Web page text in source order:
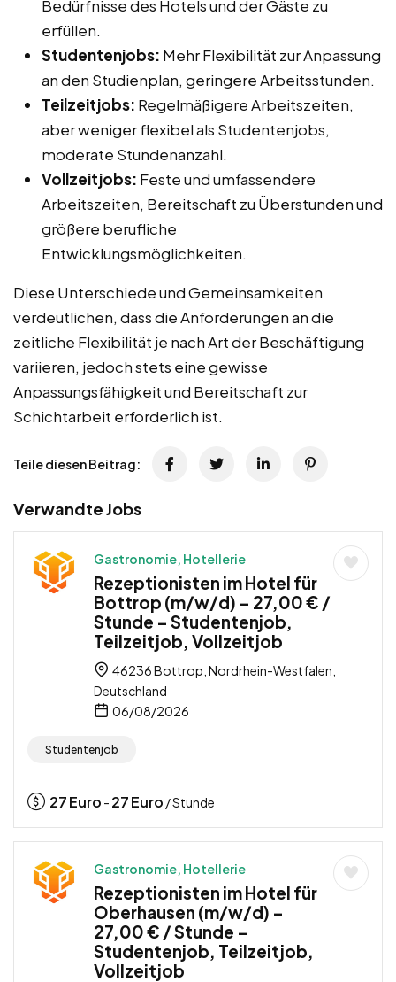
Bedürfnisse des Hotels und der Gäste zu
erfüllen.
Studentenjobs: Mehr Flexibilität zur Anpassung
an den Studienplan, geringere Arbeitsstunden.
Teilzeitjobs: Regelmäßigere Arbeitszeiten,
aber weniger flexibel als Studentenjobs,
moderate Stundenanzahl.
Vollzeitjobs: Feste und umfassendere
Arbeitszeiten, Bereitschaft zu Überstunden und
größere berufliche
Entwicklungsmöglichkeiten.
Diese Unterschiede und Gemeinsamkeiten
verdeutlichen, dass die Anforderungen an die
zeitliche Flexibilität je nach Art der Beschäftigung
variieren, jedoch stets eine gewisse
Anpassungsfähigkeit und Bereitschaft zur
Schichtarbeit erforderlich ist.
Teile diesen Beitrag:
Verwandte Jobs
Gastronomie, Hotellerie
Rezeptionisten im Hotel für
Bottrop (m/w/d) – 27,00 € /
Stunde – Studentenjob,
Teilzeitjob, Vollzeitjob
46236 Bottrop, Nordrhein-Westfalen,
Deutschland
06/08/2026
Studentenjob
27Euro - 27Euro / Stunde
Gastronomie, Hotellerie
Rezeptionisten im Hotel für
Oberhausen (m/w/d) –
27,00 € / Stunde –
Studentenjob, Teilzeitjob,
Vollzeitjob